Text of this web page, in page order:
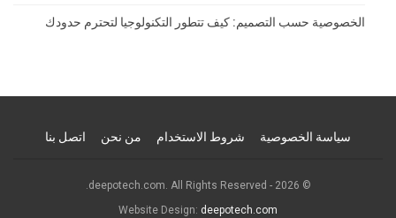
الخصوصية حسب التصميم: كيف تتطور التكنولوجيا لتحترم حدودك
سياسة الخصوصية شروط الاستخدام من نحن اتصل بنا
© 2026 - deepotech.com. All Rights Reserved.
Website Design: deepotech.com